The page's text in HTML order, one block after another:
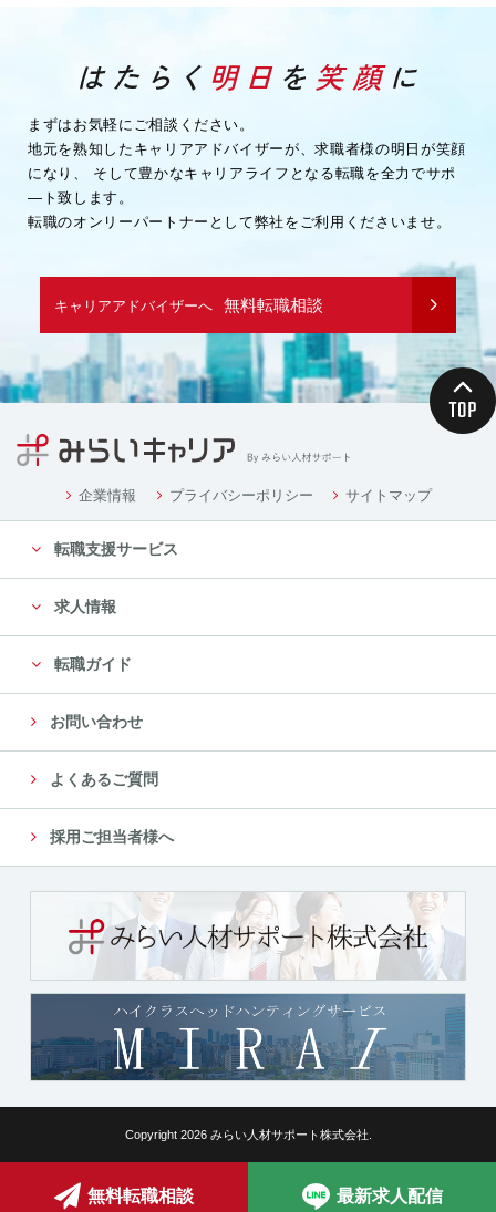
まずはお気軽にご相談ください。
地元を熟知したキャリアアドバイザーが、求職者様の明日が笑顔
になり、
そして豊かなキャリアライフとなる転職を全力でサポ
―ト致します。
転職のオンリーパートナーとして弊社をご利用くださいませ。
キャリアアドバイザーへ 無料転職相談
企業情報 プライバシーポリシー サイトマップ
転職支援サービス
求人情報
転職ガイド
お問い合わせ
よくあるご質問
採用ご担当者様へ
Copyright 2026 みらい人材サポート株式会社.
無料転職相談 最新求人配信